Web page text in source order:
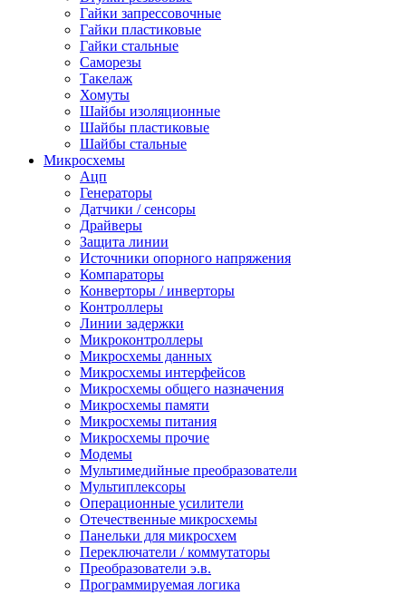
Гайки запрессовочные
Гайки пластиковые
Гайки стальные
Саморезы
Такелаж
Хомуты
Шайбы изоляционные
Шайбы пластиковые
Шайбы стальные
Микросхемы
Ацп
Генераторы
Датчики / сенсоры
Драйверы
Защита линии
Источники опорного напряжения
Компараторы
Конверторы / инверторы
Контроллеры
Линии задержки
Микроконтроллеры
Микросхемы данных
Микросхемы интерфейсов
Микросхемы общего назначения
Микросхемы памяти
Микросхемы питания
Микросхемы прочие
Модемы
Мультимедийные преобразователи
Мультиплексоры
Операционные усилители
Отечественные микросхемы
Панельки для микросхем
Переключатели / коммутаторы
Преобразователи э.в.
Программируемая логика